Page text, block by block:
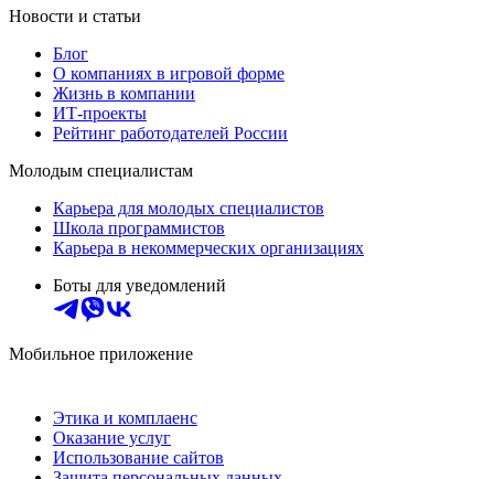
Новости и статьи
Блог
О компаниях в игровой форме
Жизнь в компании
ИТ-проекты
Рейтинг работодателей России
Молодым специалистам
Карьера для молодых специалистов
Школа программистов
Карьера в некоммерческих организациях
Боты для уведомлений
Мобильное приложение
Этика и комплаенс
Оказание услуг
Использование сайтов